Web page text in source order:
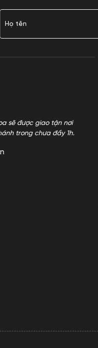
sẽ được giao tận nơi
trong chưa đầy 1h.